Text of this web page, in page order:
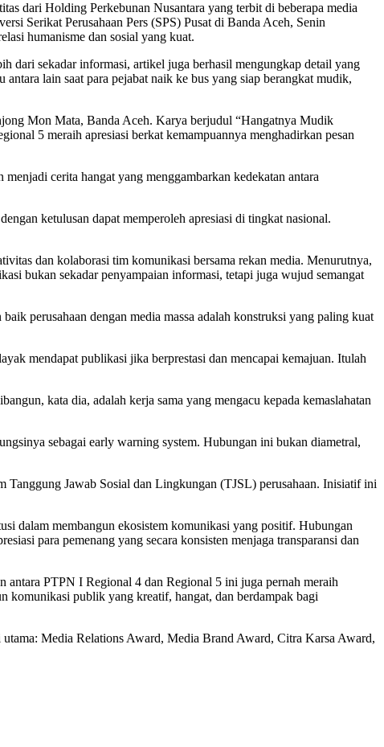
dari Holding Perkebunan Nusantara yang terbit di beberapa media
Serikat Perusahaan Pers (SPS) Pusat di Banda Aceh, Senin
humanisme dan sosial yang kuat.
dari sekadar informasi, artikel juga berhasil mengungkap detail yang
lain saat para pejabat naik ke bus yang siap berangkat mudik,
Mon Mata, Banda Aceh. Karya berjudul “Hangatnya Mudik
5 meraih apresiasi berkat kemampuannya menghadirkan pesan
cerita hangat yang menggambarkan kedekatan antara
ketulusan dapat memperoleh apresiasi di tingkat nasional.
dan kolaborasi tim komunikasi bersama rekan media. Menurutnya,
bukan sekadar penyampaian informasi, tetapi juga wujud semangat
perusahaan dengan media massa adalah konstruksi yang paling kuat
mendapat publikasi jika berprestasi dan mencapai kemajuan. Itulah
kata dia, adalah kerja sama yang mengacu kepada kemaslahatan
sebagai early warning system. Hubungan ini bukan diametral,
Jawab Sosial dan Lingkungan (TJSL) perusahaan. Inisiatif ini
dalam membangun ekosistem komunikasi yang positif. Hubungan
para pemenang yang secara konsisten menjaga transparansi dan
antara PTPN I Regional 4 dan Regional 5 ini juga pernah meraih
komunikasi publik yang kreatif, hangat, dan berdampak bagi
utama: Media Relations Award, Media Brand Award, Citra Karsa Award,